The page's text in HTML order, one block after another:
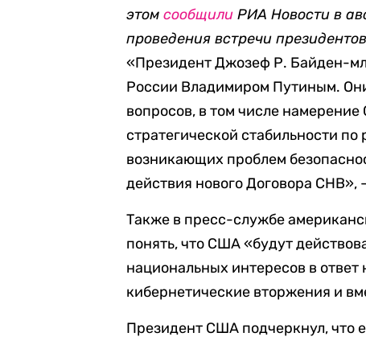
этомсообщили РИА Новости в
проведения встречи
«Президент Джозеф Р. Байден-
России Владимиром Путиным.
вопросов, в том числе
стратегической стабильности
возникающих проблем
действия нового Договора СНВ»,
Также в пресс-службе
понять, что США «будут
национальных интересов в
кибернетические вторжения и
Президент США подчеркнул, что